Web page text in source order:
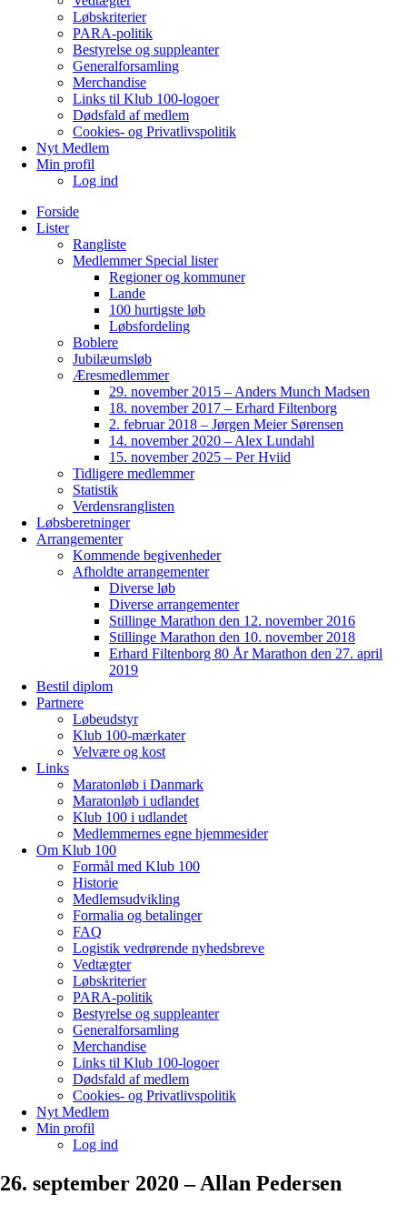
Løbskriterier
PARA-politik
Bestyrelse og suppleanter
Generalforsamling
Merchandise
Links til Klub 100-logoer
Dødsfald af medlem
Cookies- og Privatlivspolitik
Nyt Medlem
Min profil
Log ind
Forside
Lister
Rangliste
Medlemmer Special lister
Regioner og kommuner
Lande
100 hurtigste løb
Løbsfordeling
Boblere
Jubilæumsløb
Æresmedlemmer
29. november 2015 – Anders Munch Madsen
18. november 2017 – Erhard Filtenborg
2. februar 2018 – Jørgen Meier Sørensen
14. november 2020 – Alex Lundahl
15. november 2025 – Per Hviid
Tidligere medlemmer
Statistik
Verdensranglisten
Løbsberetninger
Arrangementer
Kommende begivenheder
Afholdte arrangementer
Diverse løb
Diverse arrangementer
Stillinge Marathon den 12. november 2016
Stillinge Marathon den 10. november 2018
Erhard Filtenborg 80 År Marathon den 27. april
2019
Bestil diplom
Partnere
Løbeudstyr
Klub 100-mærkater
Velvære og kost
Links
Maratonløb i Danmark
Maratonløb i udlandet
Klub 100 i udlandet
Medlemmernes egne hjemmesider
Om Klub 100
Formål med Klub 100
Historie
Medlemsudvikling
Formalia og betalinger
FAQ
Logistik vedrørende nyhedsbreve
Vedtægter
Løbskriterier
PARA-politik
Bestyrelse og suppleanter
Generalforsamling
Merchandise
Links til Klub 100-logoer
Dødsfald af medlem
Cookies- og Privatlivspolitik
Nyt Medlem
Min profil
Log ind
26. september 2020 – Allan Pedersen